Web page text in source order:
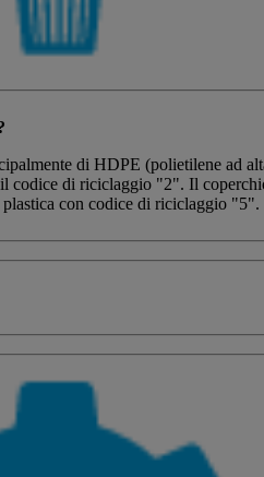
di HDPE (polietilene ad
codice di riciclaggio "2". Il
con codice di riciclaggio "5".